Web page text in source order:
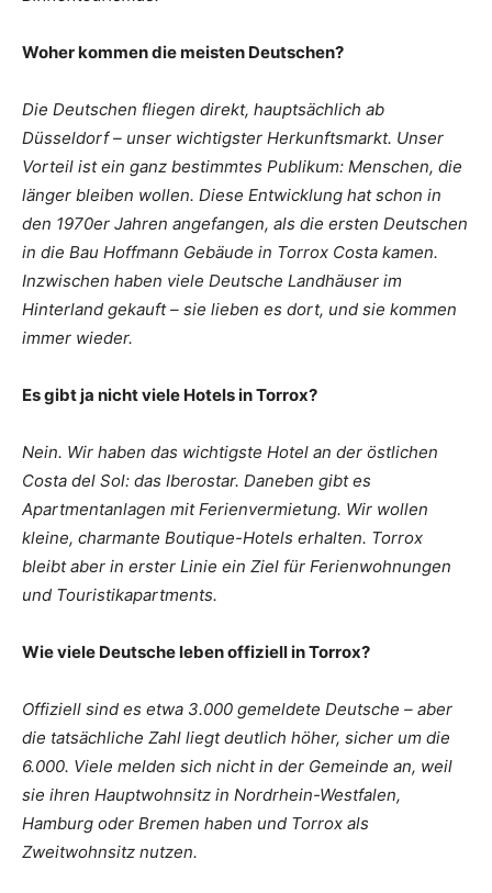
Woher kommen die meisten Deutschen?
Die Deutschen fliegen direkt, hauptsächlich ab
Düsseldorf – unser wichtigster Herkunftsmarkt. Unser
Vorteil ist ein ganz bestimmtes Publikum: Menschen, die
länger bleiben wollen. Diese Entwicklung hat schon in
den 1970er Jahren angefangen, als die ersten Deutschen
in die Bau Hoffmann Gebäude in Torrox Costa kamen.
Inzwischen haben viele Deutsche Landhäuser im
Hinterland gekauft – sie lieben es dort, und sie kommen
immer wieder.
Es gibt ja nicht viele Hotels in Torrox?
Nein. Wir haben das wichtigste Hotel an der östlichen
Costa del Sol: das Iberostar. Daneben gibt es
Apartmentanlagen mit Ferienvermietung. Wir wollen
kleine, charmante Boutique-Hotels erhalten. Torrox
bleibt aber in erster Linie ein Ziel für Ferienwohnungen
und Touristikapartments.
Wie viele Deutsche leben offiziell in Torrox?
Offiziell sind es etwa 3.000 gemeldete Deutsche – aber
die tatsächliche Zahl liegt deutlich höher, sicher um die
6.000. Viele melden sich nicht in der Gemeinde an, weil
sie ihren Hauptwohnsitz in Nordrhein-Westfalen,
Hamburg oder Bremen haben und Torrox als
Zweitwohnsitz nutzen.